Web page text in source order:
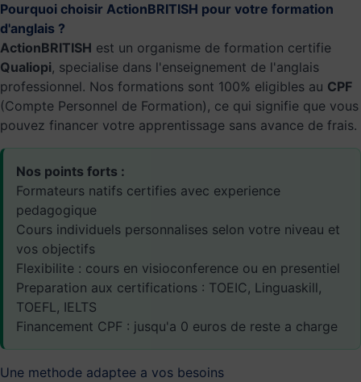
Pourquoi choisir ActionBRITISH pour votre formation
d'anglais ?
ActionBRITISH est un organisme de formation certifie
Qualiopi, specialise dans l'enseignement de l'anglais
professionnel. Nos formations sont 100% eligibles au CPF
(Compte Personnel de Formation), ce qui signifie que vous
pouvez financer votre apprentissage sans avance de frais.
Nos points forts :
Formateurs natifs certifies avec experience
pedagogique
Cours individuels personnalises selon votre niveau et
vos objectifs
Flexibilite : cours en visioconference ou en presentiel
Preparation aux certifications : TOEIC, Linguaskill,
TOEFL, IELTS
Financement CPF : jusqu'a 0 euros de reste a charge
Une methode adaptee a vos besoins